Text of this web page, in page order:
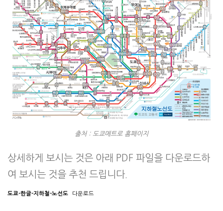
출처 : 도쿄메트로 홈페이지
상세하게 보시는 것은 아래 PDF 파일을 다운로드하
여 보시는 것을 추천 드립니다.
도쿄-한글-지하철-노선도 다운로드